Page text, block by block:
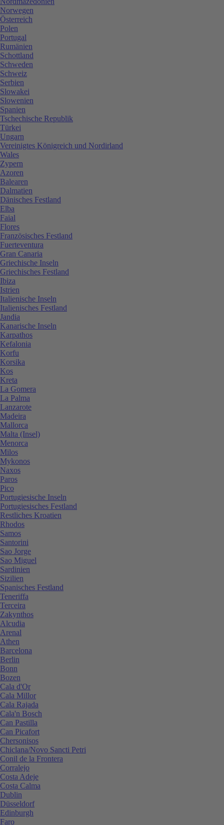
Norwegen
Österreich
Polen
Portugal
Rumänien
Schottland
Schweden
Schweiz
Serbien
Slowakei
Slowenien
Spanien
Tschechische Republik
Türkei
Ungarn
Vereinigtes Königreich und Nordirland
Wales
Zypern
Azoren
Balearen
Dalmatien
Dänisches Festland
Elba
Faial
Flores
Französisches Festland
Fuerteventura
Gran Canaria
Griechische Inseln
Griechisches Festland
Ibiza
Istrien
Italienische Inseln
Italienisches Festland
Jandia
Kanarische Inseln
Karpathos
Kefalonia
Korfu
Korsika
Kos
Kreta
La Gomera
La Palma
Lanzarote
Madeira
Mallorca
Malta (Insel)
Menorca
Milos
Mykonos
Naxos
Paros
Pico
Portugiesische Inseln
Portugiesisches Festland
Restliches Kroatien
Rhodos
Samos
Santorini
Sao Jorge
Sao Miguel
Sardinien
Sizilien
Spanisches Festland
Teneriffa
Terceira
Zakynthos
Alcudia
Arenal
Athen
Barcelona
Berlin
Bonn
Bozen
Cala d'Or
Cala Millor
Cala Rajada
Cala'n Bosch
Can Pastilla
Can Picafort
Chersonisos
Chiclana/Novo Sancti Petri
Conil de la Frontera
Corralejo
Costa Adeje
Costa Calma
Dublin
Düsseldorf
Edinburgh
Faro